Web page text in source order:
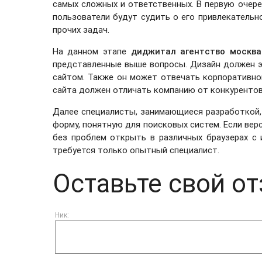
самых сложных и ответственных. В первую
пользователи будут судить о его
прочих задач.
На данном этапе диджитал агентство москва
представленные выше вопросы. Дизайн должен
сайтом. Также он может отвечать
сайта должен отличать компанию от
Далее специалисты, занимающиеся
форму, понятную для поисковых систем. Если
без проблем открыть в различных браузерах
требуется только опытный специалист.
Оставьте свой
Ник: